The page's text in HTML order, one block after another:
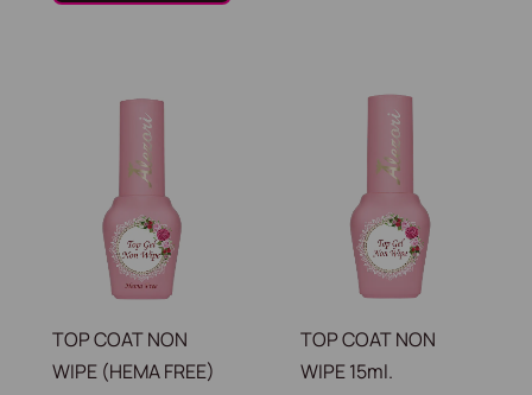
TOP COAT NON
WIPE (HEMA FREE)
TOP COAT NON
WIPE 15ml.